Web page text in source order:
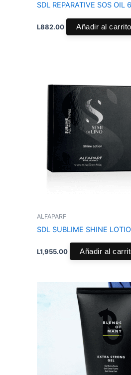
SDL REPARATIVE SOS OIL
L882.00 Añadir al carrito
ALFAPARF
SDL SUBLIME SHINE
L1,955.00 Añadir al